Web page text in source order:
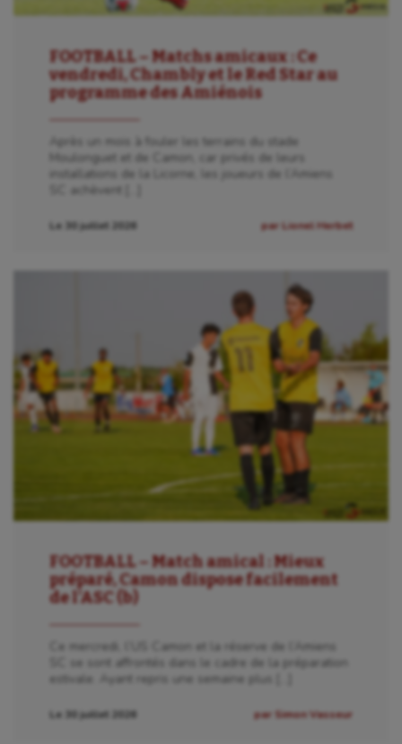
FOOTBALL – Matchs amicaux : Ce
vendredi, Chambly et le Red Star au
programme des Amiénois
Après un mois à fouler les terrains du stade
Moulonguet et de Camon, car privés de leurs
installations de la Licorne, les joueurs de l’Amiens
SC achèvent […]
Le 30 juillet 2026 par Lionel Herbet
FOOTBALL – Match amical : Mieux
préparé, Camon dispose facilement
de l’ASC (b)
Ce mercredi, l’US Camon et la réserve de l’Amiens
SC se sont affrontés dans le cadre de la préparation
estivale. Ayant repris une semaine plus […]
Le 30 juillet 2026 par Simon Vasseur